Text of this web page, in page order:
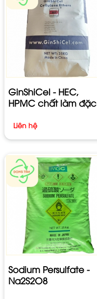
GinShiCel - HEC,
HPMC chất làm đặc
Liên hệ
Sodium Persulfate -
Na2S2O8